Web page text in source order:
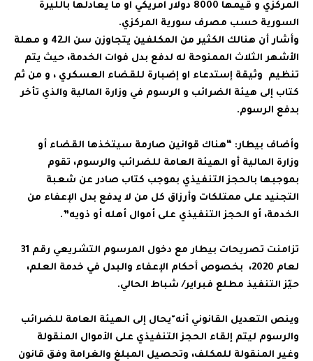
المركزي و قيمها 8000 دولار امريكي او ما يعادلها بالليرة
السورية حسب مصرف سورية المركزي.
وأشار أن هنالك الكثير من المكلفين يتجاوزن سن الـ42 و مهلة
الأشهر الثلاث الممنوحة له لدفع بدل فوات الخدمة، حيث يتم
تنظيم وثيقة إستدعاء او إضبارة للقضاء العسكري ، و من ثم
كتاب إلى هيئة الضرائب و الرسوم في وزارة المالية والذي تأخر
بدفع الرسوم.
وأضاف بيطار: “هناك قوانين صارمة سيتخذها القضاء أو
وزارة المالية أو الهيئة العامة للضرائب والرسوم، تقوم
بموجبها بالحجز التنفيذي بموجب كتاب صادر عن شعبة
التجنيد على ممتلكات وأرزاق كل من لا يدفع بدل الإعفاء من
الخدمة، أو الحجز التنفيذي على أموال أهله أو ذويه”.
تزامنت تصريحات بيطار مع دخول المرسوم التشريعي رقم 31
لعام 2020، بخصوص أحكام الإعفاء والبدل في خدمة العلم،
حيّز التنفيذ مطلع فبراير/ شباط الحالي.
وينص التعديل القانوني أنه"يحال إلى الهيئة العامة للضرائب
والرسوم ليتم إلقاء الحجز التنفيذي على الأموال المنقولة
وغير المنقولة للمكلف، وتحصيل المبلغ والغرامة وفق قانون